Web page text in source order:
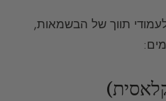
תווך של הבשמאות,